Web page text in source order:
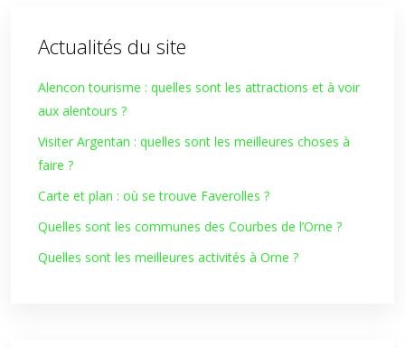
Actualités du site
Alencon tourisme : quelles sont les attractions et à voir
aux alentours ?
Visiter Argentan : quelles sont les meilleures choses à
faire ?
Carte et plan : où se trouve Faverolles ?
Quelles sont les communes des Courbes de l’Orne ?
Quelles sont les meilleures activités à Orne ?